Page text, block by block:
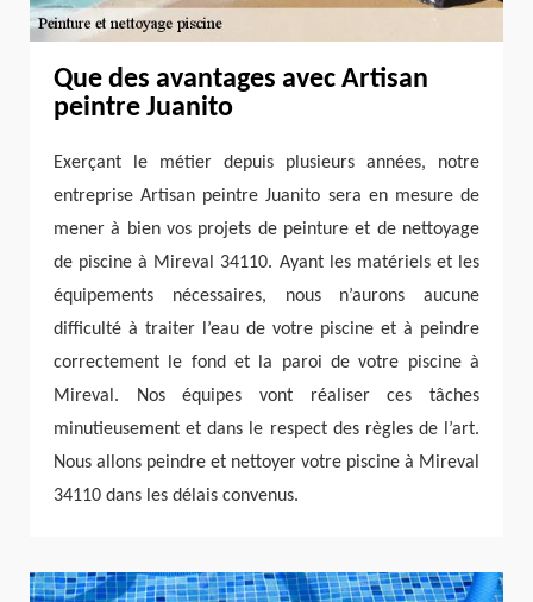
Que des avantages avec Artisan
peintre Juanito
Exerçant le métier depuis plusieurs années, notre
entreprise Artisan peintre Juanito sera en mesure de
mener à bien vos projets de peinture et de nettoyage
de piscine à Mireval 34110. Ayant les matériels et les
équipements nécessaires, nous n’aurons aucune
difficulté à traiter l’eau de votre piscine et à peindre
correctement le fond et la paroi de votre piscine à
Mireval. Nos équipes vont réaliser ces tâches
minutieusement et dans le respect des règles de l’art.
Nous allons peindre et nettoyer votre piscine à Mireval
34110 dans les délais convenus.